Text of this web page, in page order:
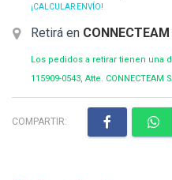
¡CALCULAR ENVÍO!
Retirá en
Los pedidos a retirar tienen una
115909-0543, Atte. CONNECTEAM
COMPARTIR: